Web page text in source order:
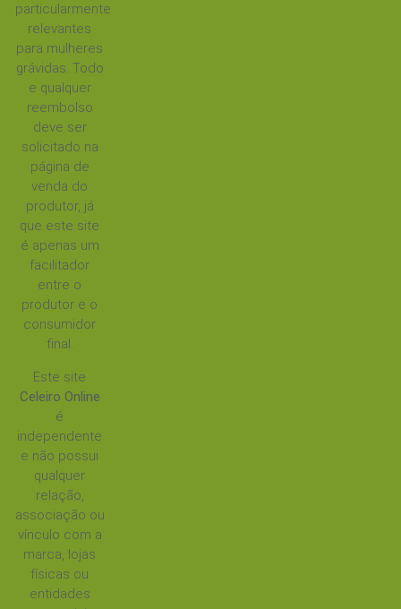
particularmente
relevantes
para mulheres
grávidas. Todo
e qualquer
reembolso
deve ser
solicitado na
página de
venda do
produtor, já
que este site
é apenas um
facilitador
entre o
produtor e o
consumidor
final.
Este site
Celeiro Online
é
independente
e não possui
qualquer
relação,
associação ou
vínculo com a
marca, lojas
físicas ou
entidades